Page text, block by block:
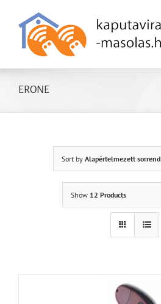
Kihagyás
ERONE
Sort by Alapértelmezett sorrend
Show 12 Products